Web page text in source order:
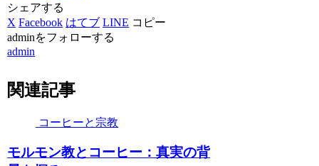
シェアする
X Facebook はてブ LINE コピー
adminをフォローする
admin
関連記事
コーヒーと宗教
モルモン教とコーヒー：真実の背